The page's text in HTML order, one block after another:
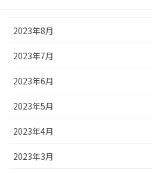
2023年8月
2023年7月
2023年6月
2023年5月
2023年4月
2023年3月